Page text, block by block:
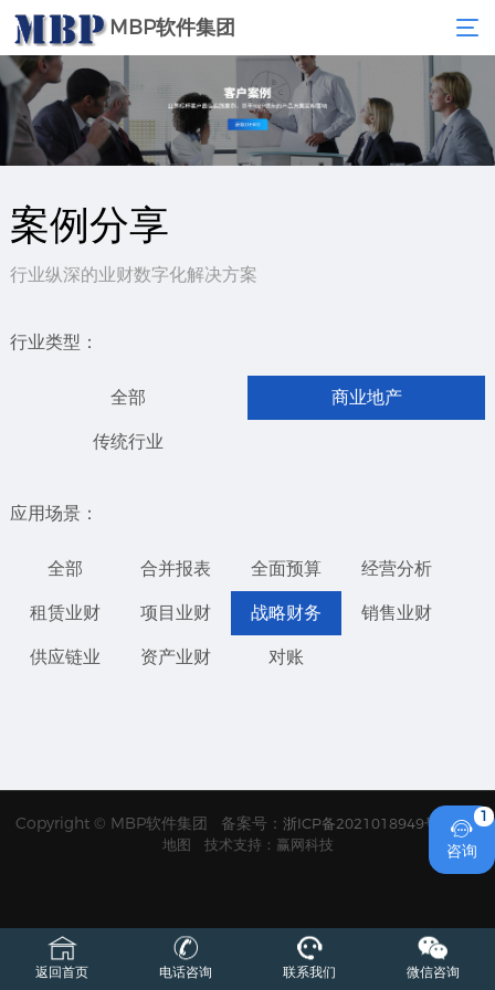
MBP软件集团
案例分享
行业纵深的业财数字化解决方案
行业类型：
全部 商业地产
传统行业
应用场景：
全部 合并报表 全面预算 经营分析
租赁业财 项目业财 战略财务 销售业财
供应链业 资产业财 对账
Copyright © MBP软件集团 备案号： 浙ICP备2021018949号
网站
地图
技术支持：赢网科技

咨询
返回首页 电话咨询 联系我们 微信咨询